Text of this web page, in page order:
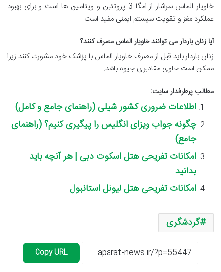
خاویار الماس سرشار از امگا 3 پروتئین و ویتامین ها است و برای بهبود
عملکرد مغز و تقویت سیستم ایمنی مفید است.
آیا زنان باردار می توانند خاویار الماس مصرف کنند؟
زنان باردار باید قبل از مصرف خاویار الماس با پزشک خود مشورت کنند زیرا
ممکن است حاوی مقادیری جیوه باشد.
مطالب پرطرفدار سایت:
اطلاعات ضروری کشور شیلی (راهنمای جامع و کامل)
چگونه جواب ویزای انگلیس را پیگیری کنیم؟ (راهنمای
جامع)
امکانات تفریحی هتل اسکوت دبی | هر آنچه باید
بدانید
امکانات تفریحی هتل لیونل استانبول
گردشگری
Copy URL